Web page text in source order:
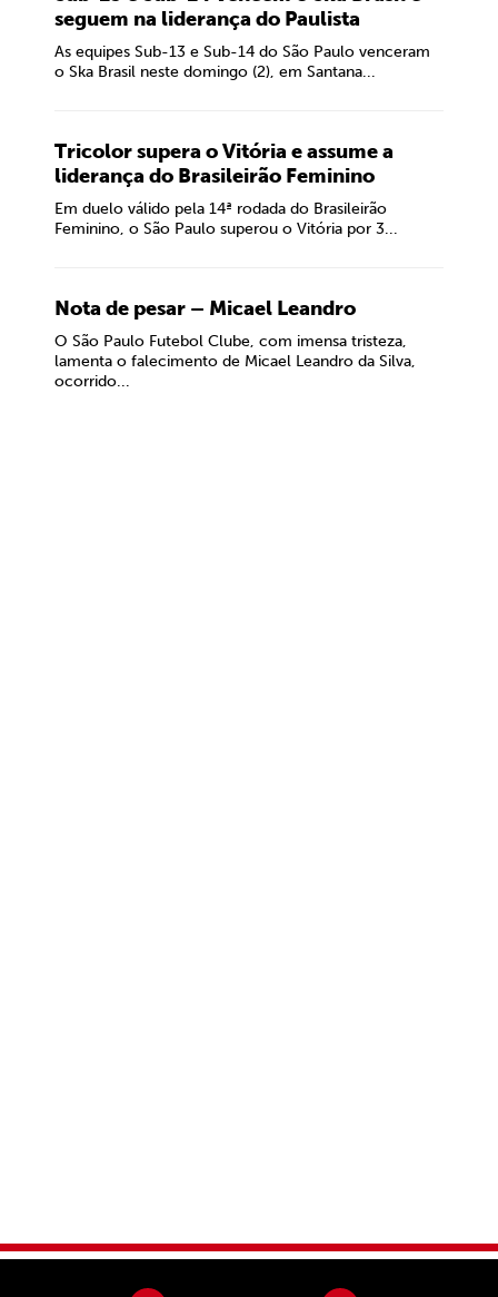
seguem na liderança do Paulista
As equipes Sub-13 e Sub-14 do São Paulo venceram
o Ska Brasil neste domingo (2), em Santana...
Tricolor supera o Vitória e assume a
liderança do Brasileirão Feminino
Em duelo válido pela 14ª rodada do Brasileirão
Feminino, o São Paulo superou o Vitória por 3...
Nota de pesar – Micael Leandro
O São Paulo Futebol Clube, com imensa tristeza,
lamenta o falecimento de Micael Leandro da Silva,
ocorrido...